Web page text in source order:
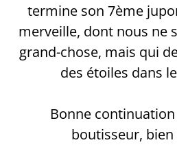
termine son 7ème
merveille, dont nous ne
grand-chose, mais qui
des étoiles dans
Bonne
boutisseur,